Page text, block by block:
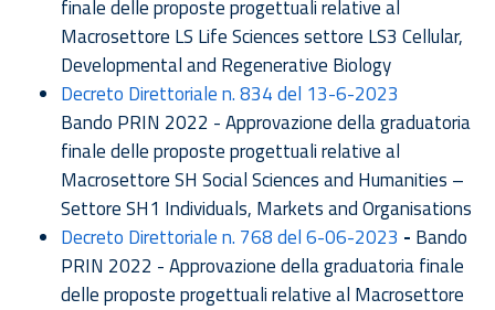
finale delle proposte progettuali relative al
Macrosettore LS Life Sciences settore LS3 Cellular,
Developmental and Regenerative Biology
Decreto Direttoriale n. 834 del 13-6-2023
Bando PRIN 2022 - Approvazione della graduatoria
finale delle proposte progettuali relative al
Macrosettore SH Social Sciences and Humanities –
Settore SH1 Individuals, Markets and Organisations
Decreto Direttoriale n. 768 del 6-06-2023 - Bando
PRIN 2022 - Approvazione della graduatoria finale
delle proposte progettuali relative al Macrosettore